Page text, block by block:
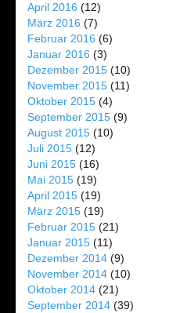
April 2016 (12)
März 2016 (7)
Februar 2016 (6)
Januar 2016 (3)
Dezember 2015 (10)
November 2015 (11)
Oktober 2015 (4)
September 2015 (9)
August 2015 (10)
Juli 2015 (12)
Juni 2015 (16)
Mai 2015 (19)
April 2015 (19)
März 2015 (19)
Februar 2015 (21)
Januar 2015 (11)
Dezember 2014 (9)
November 2014 (10)
Oktober 2014 (21)
September 2014 (39)